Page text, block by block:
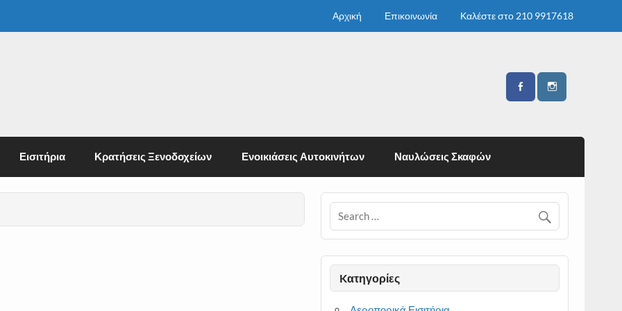
Αρχική Επικοινωνία Καλέστε στο 210 9917618
Εισιτήρια Κρατήσεις Ξενοδοχείων Ενοικιάσεις Αυτοκινήτων Ναυλώσεις Σκαφών
Kατηγορίες